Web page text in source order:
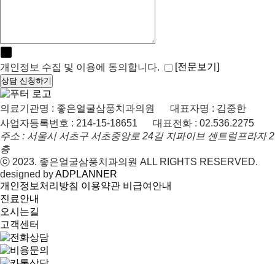
개인정보 수집 및 이용에 동의합니다. [전문보기]
상담 신청하기
의료기관명 : 좋은얼굴삼풍치과의원
대표자명 : 김중한
사업자등록번호 : 214-15-18651
대표전화 : 02.536.2275
주소 : 서울시 서초구 서초중앙로 24길 지파이브 센트럴프라자 2
층
ⓒ 2023. 좋은얼굴삼풍치과의원 ALL RIGHTS RESERVED.
designed byADPLANNER
개인정보처리방침 이용약관 비급여안내
진료안내
오시는길
고객센터